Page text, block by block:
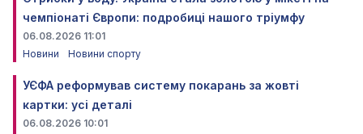
чемпіонаті Європи: подробиці нашого тріумфу
06.08.2026 11:01
Новини
Новини спорту
УЄФА реформував систему покарань за жовті
картки: усі деталі
06.08.2026 10:01